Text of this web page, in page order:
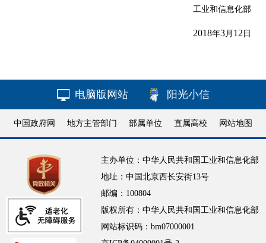
工业和信息化部
2018年3 月 12 日
电脑版网站 阳光小信
中国政府网 地方主管部门 部属单位 直属高校 网站地图
主办单位：中华人民共和国工业和信息化部
地址：中国北京西长安街13号
邮编：100804
版权所有：中华人民共和国工业和信息化部
网站标识码：bm07000001